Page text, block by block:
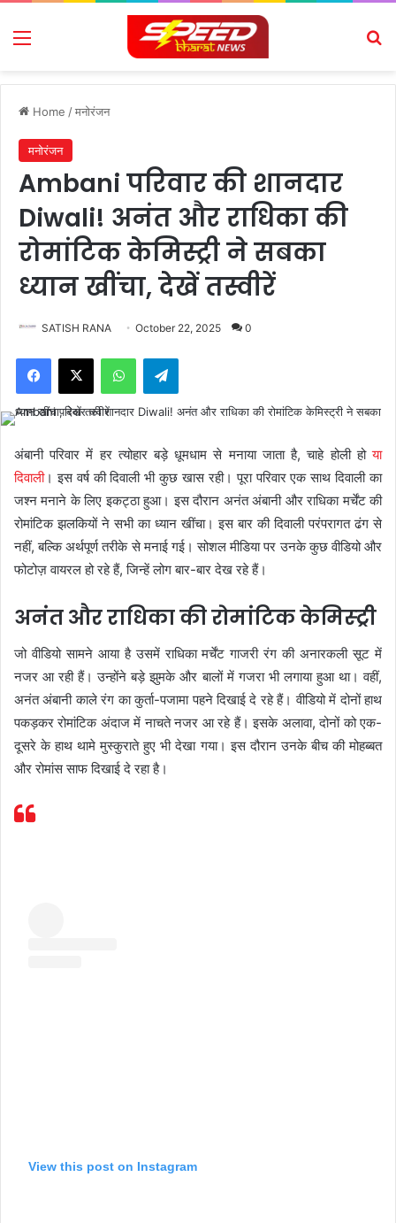
Menu
Home /मनोरंजन
मनोरंजन
Ambani परिवार की शानदार
Diwali! अनंत और राधिका की
रोमांटिक केमिस्ट्री ने सबका
ध्यान खींचा, देखें तस्वीरें
SATISH RANA October 22, 2025 0
Facebook
X WhatsAppTelegram
अंबानी परिवार में हर त्योहार बड़े धूमधाम से मनाया जाता है, चाहे होली होया
दिवाली। इस वर्ष की दिवाली भी कुछ खास रही। पूरा परिवार एक साथ दिवाली का
जश्न मनाने के लिए इकट्ठा हुआ। इस दौरान अनंत अंबानी और राधिका मर्चेंट की
रोमांटिक झलकियों ने सभी का ध्यान खींचा। इस बार की दिवाली परंपरागत ढंग से
नहीं, बल्कि अर्थपूर्ण तरीके से मनाई गई। सोशल मीडिया पर उनके कुछ वीडियो और
फोटोज़ वायरल हो रहे हैं, जिन्हें लोग बार-बार देख रहे हैं।
अनंत और राधिका की रोमांटिक केमिस्ट्री
जो वीडियो सामने आया है उसमें राधिका मर्चेंट गाजरी रंग की अनारकली सूट में
नजर आ रही हैं। उन्होंने बड़े झुमके और बालों में गजरा भी लगाया हुआ था। वहीं,
अनंत अंबानी काले रंग का कुर्ता-पजामा पहने दिखाई दे रहे हैं। वीडियो में दोनों हाथ
पकड़कर रोमांटिक अंदाज में नाचते नजर आ रहे हैं। इसके अलावा, दोनों को एक-
दूसरे के हाथ थामे मुस्कुराते हुए भी देखा गया। इस दौरान उनके बीच की मोहब्बत
और रोमांस साफ दिखाई दे रहा है।
View this post on Instagram